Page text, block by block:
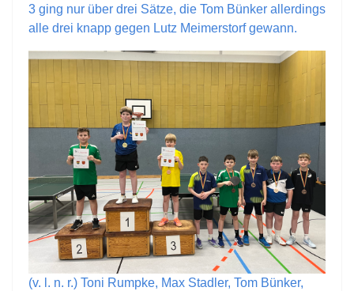
3 ging nur über drei Sätze, die Tom Bünker allerdings
alle drei knapp gegen Lutz Meimerstorf gewann.
(v. l. n. r.) Toni Rumpke, Max Stadler, Tom Bünker,